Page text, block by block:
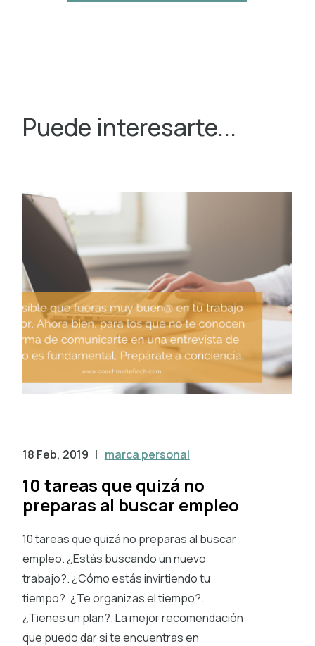
Puede interesarte...
18 Feb, 2019 | marca personal
10 tareas que quizá no
preparas al buscar empleo
10 tareas que quizá no preparas al buscar
empleo. ¿Estás buscando un nuevo
trabajo?. ¿Cómo estás invirtiendo tu
tiempo?. ¿Te organizas el tiempo?.
¿Tienes un plan?. La mejor recomendación
que puedo dar si te encuentras en